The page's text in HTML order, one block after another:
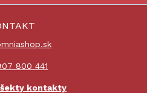
800 441
kontakty